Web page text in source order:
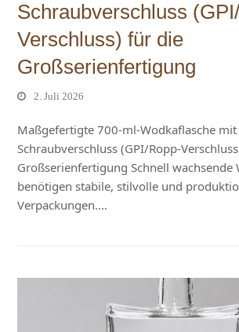
Schraubverschluss
Verschluss) für die
Großserienfertigung
2. Juli 2026
Maßgefertigte 700-ml-Wodkaflasche mit
Schraubverschluss (GPI/Ropp-
Großserienfertigung Schnell wachsende
benötigen stabile, stilvolle und
Verpackungen.…